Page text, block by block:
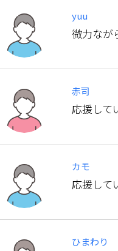
yuu
微力なが
赤司
応援して
カモ
応援して
ひまわり